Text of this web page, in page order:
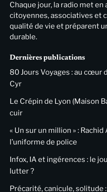
Chaque jour, la radio met
citoyennes, associatives et
qualité de vie et préparent
durable.
Dernières publications
80 Jours Voyages : au cœur
Cyr
Le Crépin de Lyon (Maison
cuir
« Un sur un million » : Rachid
l’uniforme de police
Infox, IA et ingérences : le
lutter ?
Précarité, canicule, solitude